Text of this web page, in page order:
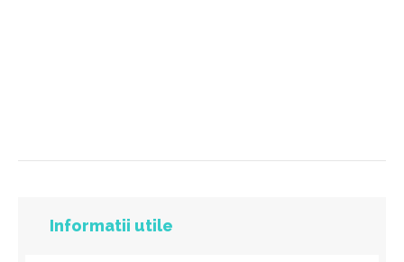
Informatii utile